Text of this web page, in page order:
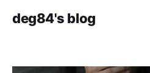
deg84's blog